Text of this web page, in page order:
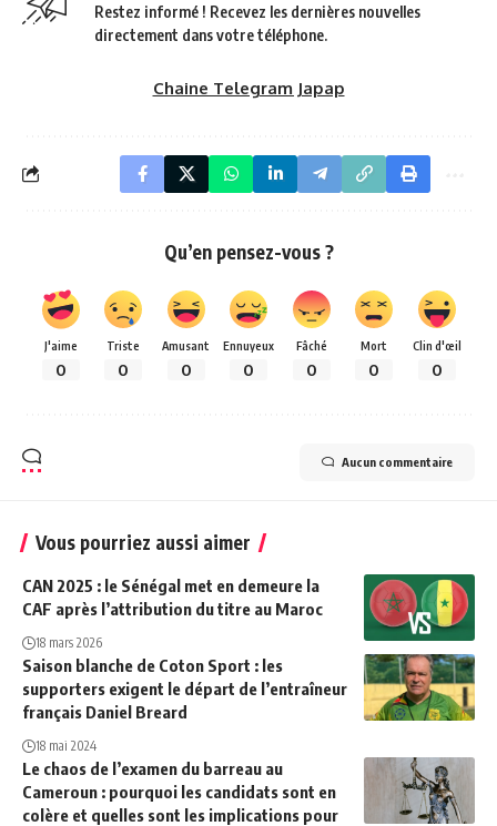
Restez informé ! Recevez les dernières nouvelles
directement dans votre téléphone.
Chaine Telegram Japap
Qu’en pensez-vous ?
J'aime
0
Triste
0
Amusant
0
Ennuyeux
0
Fâché
0
Mort
0
Clin d'œil
0
Aucun commentaire
Vous pourriez aussi aimer
CAN 2025 : le Sénégal met en demeure la
CAF après l’attribution du titre au Maroc
18 mars 2026
Saison blanche de Coton Sport : les
supporters exigent le départ de l’entraîneur
français Daniel Breard
18 mai 2024
Le chaos de l’examen du barreau au
Cameroun : pourquoi les candidats sont en
colère et quelles sont les implications pour